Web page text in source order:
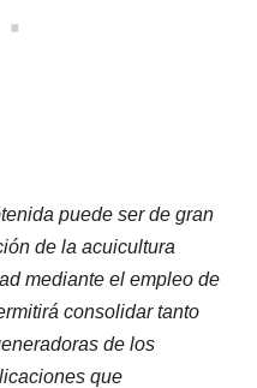
puede ser de gran
de la acuicultura
mediante el empleo de
consolidar tanto
de los
que